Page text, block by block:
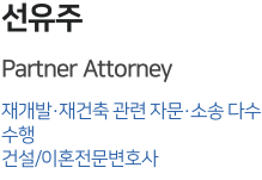
대륜법률상담예약
대륜법률상담예약
선유주
Partner Attorney
재개발·재건축 관련 자문·소송 다수
수행
건설/이혼전문변호사